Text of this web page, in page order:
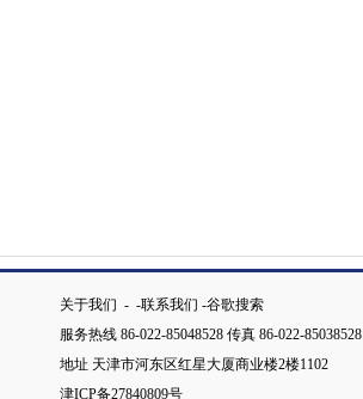
关于我们 - -联系我们 -谷歌搜索
服务热线 86-022-85048528 传真 86-022-85038528
地址 天津市河东区红星大厦商业楼2楼1102
津ICP备27840809号